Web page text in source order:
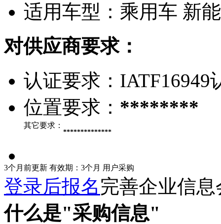
适用车型： 乘用车 新
对供应商要求：
认证要求： IATF16949
位置要求： ********
其它要求：
**************
3个月前更新 有效期：3个月 用户采购
登录后报名完善企业信
什么是"采购信息"